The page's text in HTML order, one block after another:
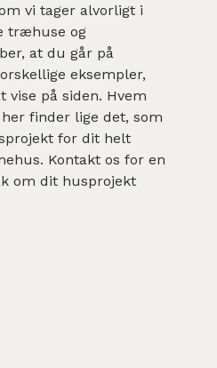
vi tager alvorligt i
træhuse og
at du går på
eksempler,
vise på siden. Hvem
finder lige det, som
for dit helt
Kontakt os for en
om dit husprojekt